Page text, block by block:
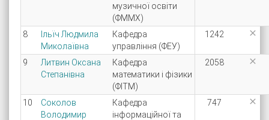
музичної освіти
(ФММХ)
8
Ільїч Людмила
Миколаївна
Кафедра
управління (ФЕУ)
1242 
9
Литвин Оксана
Степанівна
Кафедра
математики і фізики
(ФІТМ)
2058 
10
Соколов
Володимир
Кафедра
інформаційної та
747 